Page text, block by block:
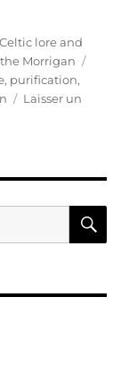
Celtic lore and
Morrigan
, purification,
Laisser un